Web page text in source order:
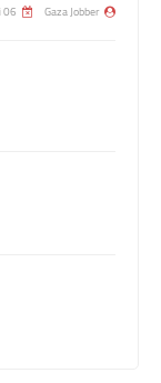
Gaza Jobber 06 نوفمبر 2025